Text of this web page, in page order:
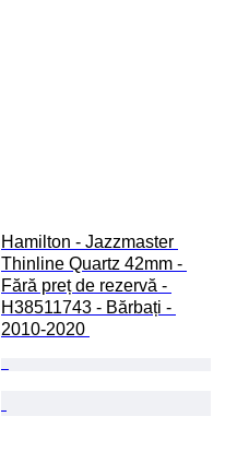
Hamilton - Jazzmaster
Thinline Quartz 42mm -
Fără preț de rezervă -
H38511743 - Bărbați -
2010-2020